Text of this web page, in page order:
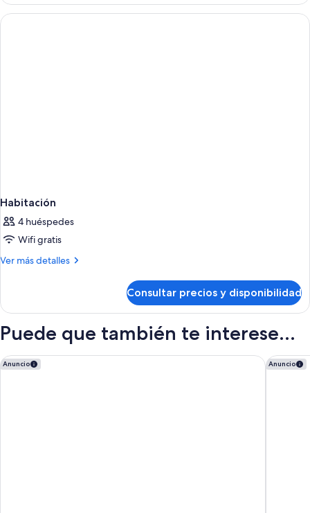
Habitación
4 huéspedes
Wifi gratis
Ver más detalles
Más
Consultar precios y disponibilidad
Puede que también te interese...
Anuncio
ibis Versailles Château Anuncio
Hôtel